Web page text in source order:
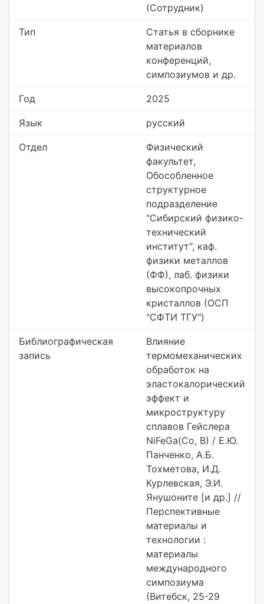
(Сотрудник)
Тип
Статья в сборнике
материалов
конференций,
симпозиумов и др.
Год 2025
Язык русский
Отдел
Физический
факультет,
Обособленное
структурное
подразделение
"Сибирский физико-
технический
институт", каф.
физики металлов
(ФФ), лаб. физики
высокопрочных
кристаллов (ОСП
"СФТИ ТГУ")
Библиографическая
запись
Влияние
термомеханических
обработок на
эластокалорический
эффект и
микроструктуру
сплавов Гейслера
NiFeGa(Co, B) / Е.Ю.
Панченко, А.Б.
Тохметова, И.Д.
Курлевская, Э.И.
Янушоните [и др.] //
Перспективные
материалы и
технологии :
материалы
международного
симпозиума
(Витебск, 25-29